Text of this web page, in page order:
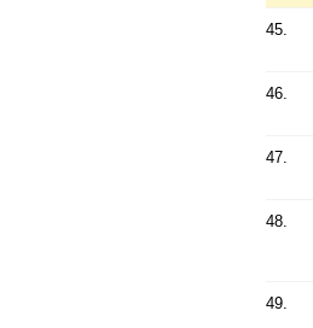
45.
46.
47.
48.
49.